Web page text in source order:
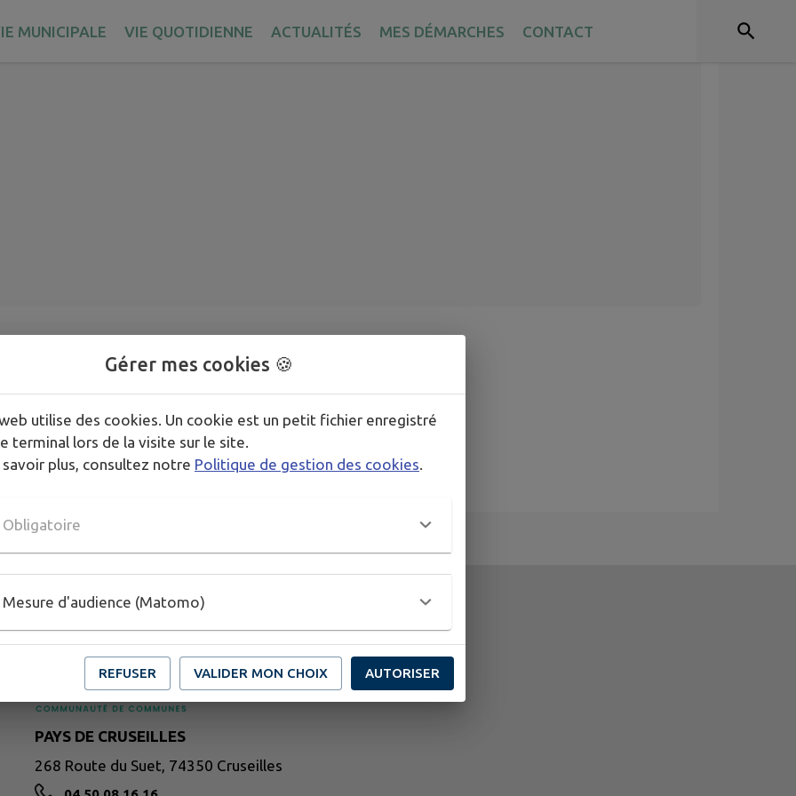
MUNICIPALE VIE QUOTIDIENNE ACTUALITÉS MES DÉMARCHES CONTACT
PAYS DE CRUSEILLES
268 Route du Suet, 74350 Cruseilles
Gérer mes cookies 🍪
utilise des cookies. Un cookie est un petit fichier enregistré
terminal lors de la visite sur le site.
savoir plus, consultez notre Politique de gestion des cookies
Obligatoire
Mesure d'audience (Matomo)
REFUSER VALIDER MON CHOIX AUTORISER